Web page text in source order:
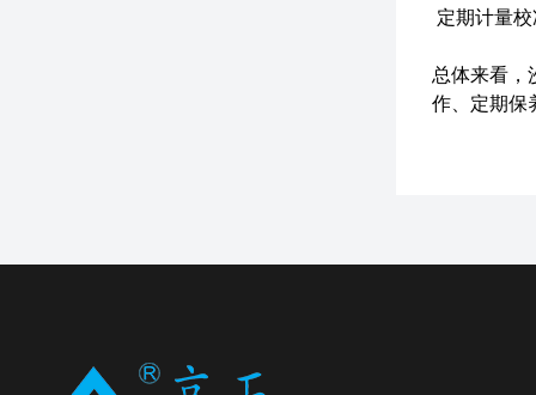
定期计量
总体来看，
作、定期保